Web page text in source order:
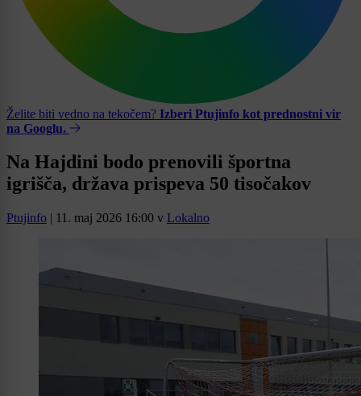
Želite biti vedno na tekočem? Izberi Ptujinfo kot prednostni vir
na Googlu.
Na Hajdini bodo prenovili športna
igrišča, država prispeva 50 tisočakov
Ptujinfo | 11. maj 2026 16:00 v Lokalno